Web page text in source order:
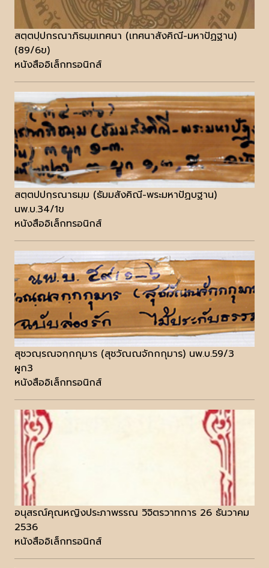
สตฺตปฺปกรณาภิธมฺมเทศนา (เทศนาสังคิณี-มหาปัฏฐาน)
(89/6ข)
หนังสืออิเล็กทรอนิกส์
สตฺตปปกฺรณาธมฺม (ธัมมสังคิณี-พระมหาปัฏบฐาน)
นพ.บ.34/1ข
หนังสืออิเล็กทรอนิกส์
สุชวณฺรณจกฺกกุมาร (สุชวัณณจักกกุมาร) นพ.บ.59/3
ผูก3
หนังสืออิเล็กทรอนิกส์
อนุสรณ์คุณหญิงประภาพรรณ วิจิตรวาทการ 26 ธันวาคม
2536
หนังสืออิเล็กทรอนิกส์